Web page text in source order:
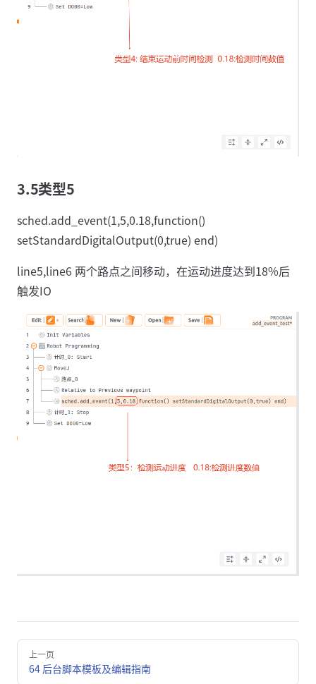
3.5类型5
sched.add_event(1,5,0.18,function()
setStandardDigitalOutput(0,true) end)
line5,line6 两个路点之间移动，在运动进度达到18%后
触发IO
Pager上一页
64 后台脚本模板及编辑指南